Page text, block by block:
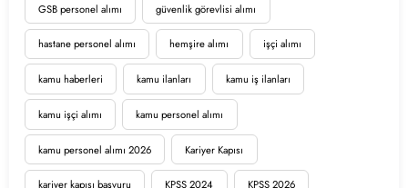
GSB personel alımı güvenlik görevlisi alımı
hastane personel alımı hemşire alımı işçi alımı
kamu haberleri kamu ilanları kamu iş ilanları
kamu işçi alımı kamu personel alımı
kamu personel alımı 2026 Kariyer Kapısı
kariyer kapısı başvuru KPSS 2024 KPSS 2026